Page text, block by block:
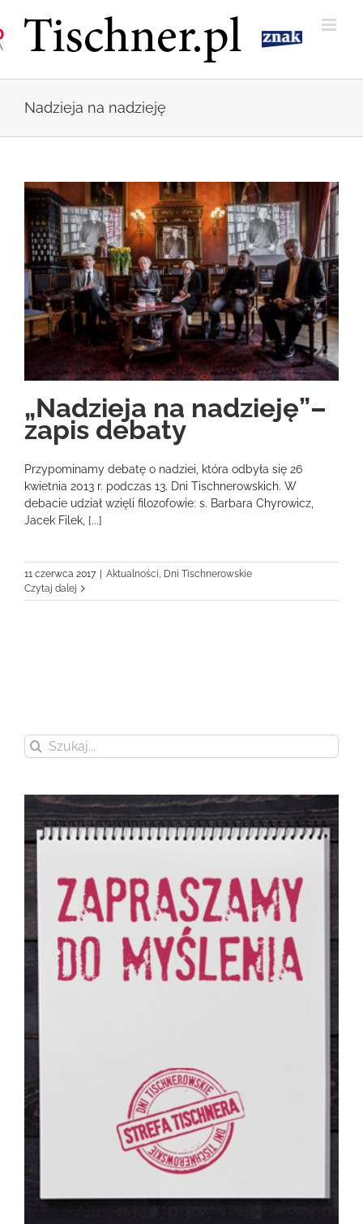
zawartości
Nadzieja na nadzieję
„Nadzieja na nadzieję”–
zapis debaty
Przypominamy debatę o nadziei, która odbyła się 26
kwietnia 2013 r. podczas 13. Dni Tischnerowskich. W
debacie udział wzięli filozofowie: s. Barbara Chyrowicz,
Jacek Filek, [...]
11 czerwca 2017 Aktualności, Dni Tischnerowskie
Czytaj dalej
Szukaj